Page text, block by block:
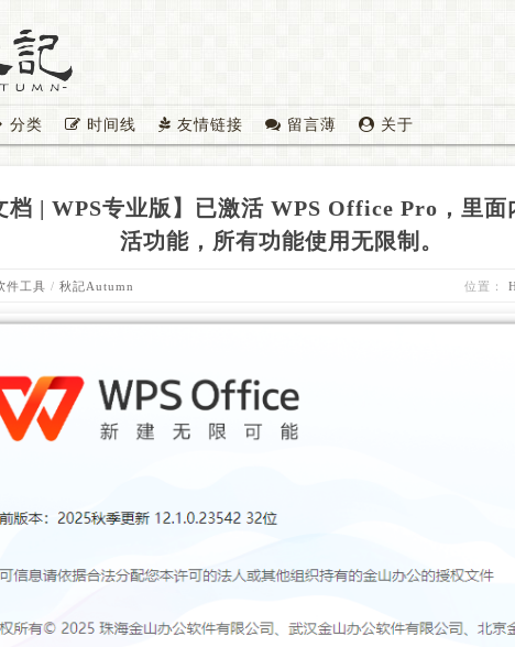
分类 时间线 友情链接 留言薄 关于
档 | WPS专业版】已激活 WPS Office Pro，里
活功能，所有功能使用无限制。
件工具 / 秋記Autumn 位置：